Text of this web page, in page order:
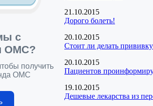
с
ОМС?
получить
ОМС
21.10.2015
Дорого болеть!
20.10.2015
Стоит ли делать
20.10.2015
Пациентов
19.10.2015
Дешевые лекарства из